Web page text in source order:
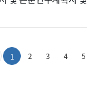
1 2 3 4 5